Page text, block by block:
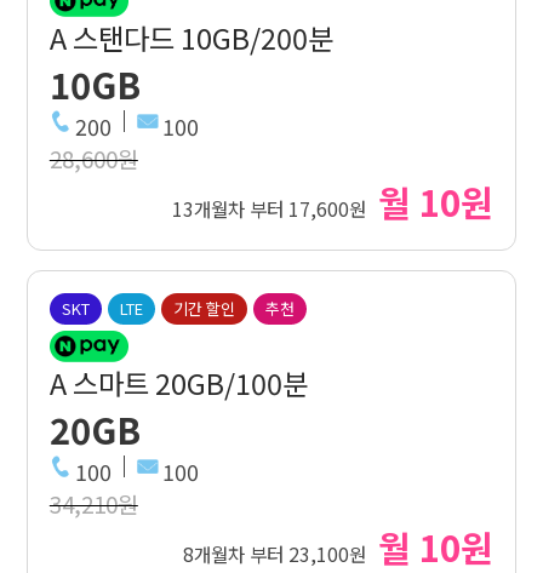
A 스탠다드 10GB/200분
10GB
200 100
28,600원
13개월차 부터 17,600원 월 10원
SKT LTE 기간 할인 추천
A 스마트 20GB/100분
20GB
100 100
34,210원
8개월차 부터 23,100원 월 10원